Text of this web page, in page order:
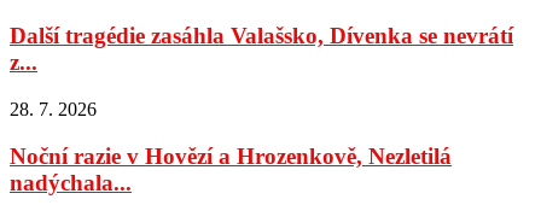
Další tragédie zasáhla Valašsko, Dívenka se nevrátí
z...
28. 7. 2026
Noční razie v Hovězí a Hrozenkově, Nezletilá
nadýchala...